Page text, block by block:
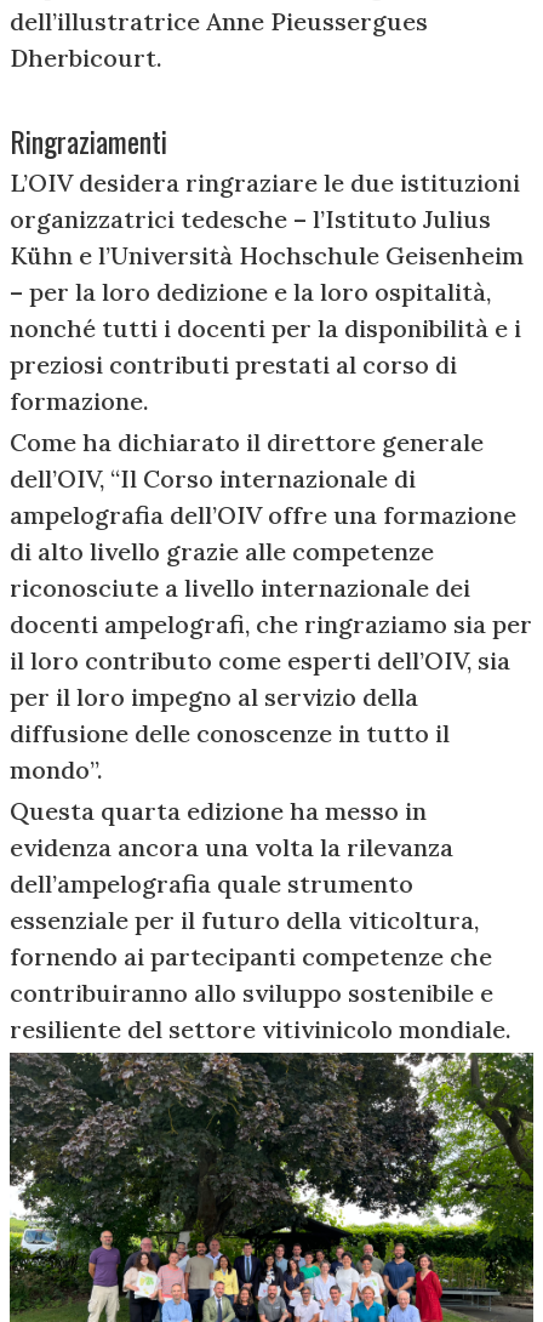
dell’illustratrice Anne Pieussergues
Dherbicourt.
Ringraziamenti
L’OIV desidera ringraziare le due istituzioni
organizzatrici tedesche – l’Istituto Julius
Kühn e l’Università Hochschule Geisenheim
– per la loro dedizione e la loro ospitalità,
nonché tutti i docenti per la disponibilità e i
preziosi contributi prestati al corso di
formazione.
Come ha dichiarato il direttore generale
dell’OIV, “Il Corso internazionale di
ampelografia dell’OIV offre una formazione
di alto livello grazie alle competenze
riconosciute a livello internazionale dei
docenti ampelografi, che ringraziamo sia per
il loro contributo come esperti dell’OIV, sia
per il loro impegno al servizio della
diffusione delle conoscenze in tutto il
mondo”.
Questa quarta edizione ha messo in
evidenza ancora una volta la rilevanza
dell’ampelografia quale strumento
essenziale per il futuro della viticoltura,
fornendo ai partecipanti competenze che
contribuiranno allo sviluppo sostenibile e
resiliente del settore vitivinicolo mondiale.